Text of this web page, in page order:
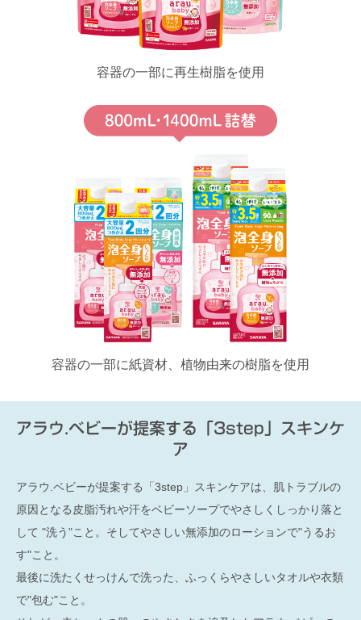
容器の一部に再生樹脂を使用
容器の一部に紙資材、植物由来の樹脂を使用
アラウ.ベビーが提案する「3step」スキンケ
ア
アラウ.ベビーが提案する「3step」スキンケアは、肌トラブルの
原因となる皮脂汚れや汗をベビーソープでやさしくしっかり落と
して "洗う"こと。そしてやさしい無添加のローションで"うるお
す"こと。
最後に洗たくせっけんで洗った、ふっくらやさしいタオルや衣類
で"包む"こと。